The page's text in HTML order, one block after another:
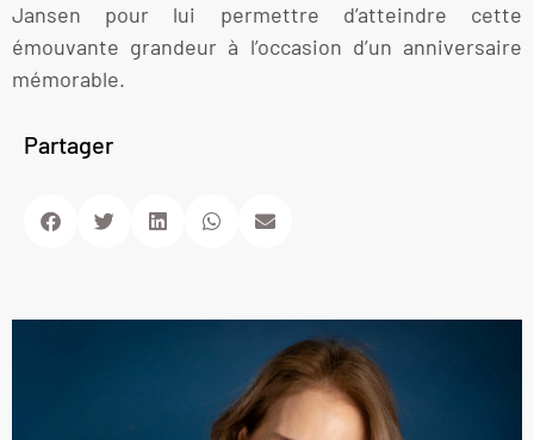
Jansen pour lui permettre d’atteindre cette
émouvante grandeur à l’occasion d’un anniversaire
mémorable.
Partager